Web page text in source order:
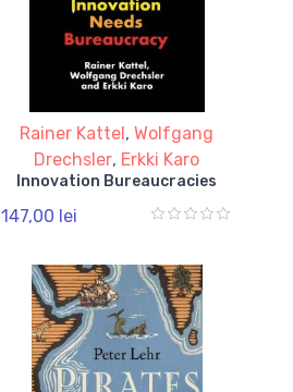
Rainer Kattel,Wolfgang
Drechsler, Erkki Karo
Innovation Bureaucracies
147,00 lei